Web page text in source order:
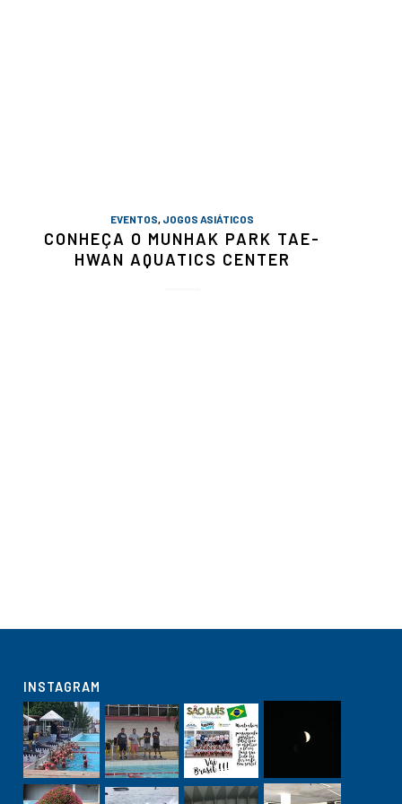
EVENTOS, JOGOS ASIÁTICOS
CONHEÇA O MUNHAK PARK TAE-
HWAN AQUATICS CENTER
INSTAGRAM